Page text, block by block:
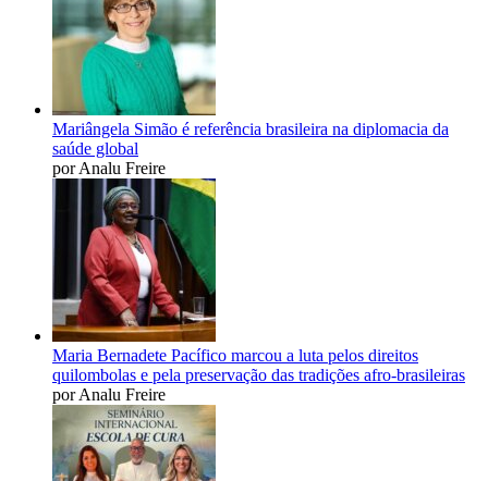
Mariângela Simão é referência brasileira na diplomacia da
saúde global
por Analu Freire
Maria Bernadete Pacífico marcou a luta pelos direitos
quilombolas e pela preservação das tradições afro-brasileiras
por Analu Freire